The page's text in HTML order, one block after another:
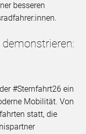
besseren
#Sternfahrt26 ein
Mobilität. Von
statt, die